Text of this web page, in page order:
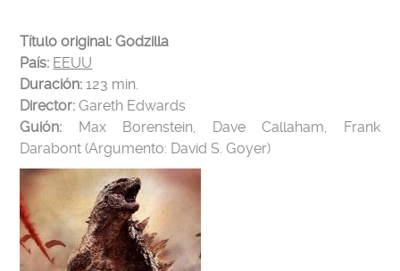
Título original: Godzilla
País: EEUU
Duración:123 min.
Director:Gareth Edwards
Guión:
Max Borenstein, Dave Callaham, Frank
Darabont (Argumento: David S. Goyer)